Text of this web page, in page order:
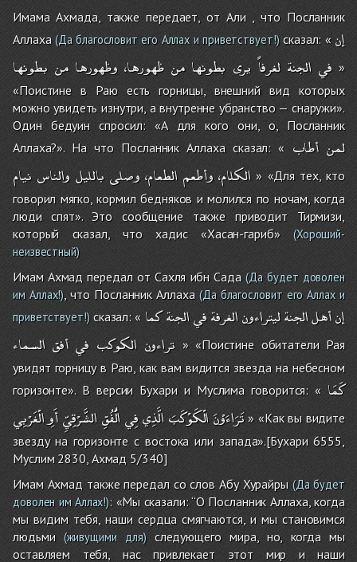
Имама Ахмада, также передает, от Али , что Посланник
Аллаха(Да благословит его Аллах и приветствует!)сказал: « إن
في الجنة لغرفاً يرى بطونها من ظهورها، وظهورها من بطونها
»
«Поистине в Раю есть горницы, внешний вид которых
можно увидеть изнутри, а внутренне убранство — снаружи».
Один бедуин спросил: «А для кого они, о, Посланник
Аллаха?». На что Посланник Аллаха сказал: «
لمن أطاب
الكلام،وأطعم الطعام،وصلىبالليلوالناس نيام
» «Для тех, кто
говорил мягко, кормил бедняков и молился по ночам, когда
люди спят». Это сообщение также приводит Тирмизи,
который сказал, что хадис «Хасан-гариб»(Хороший-
неизвестный)
Имам Ахмад передал от Сахля ибн Сада (Да будет доволен
им Аллах!) , что Посланник Аллаха(Да благословит его Аллах и
приветствует!)сказал: « إنأهلالجنةليتراءونالغرفةفيالجنةكما
تراءون الكوكب في أفق السماء
» «Поистине обитатели Рая
увидят горницу в Раю, как вам видится звезда на небесном
горизонте». В версии Бухари и Муслима говорится: « كَمَا
تَرَاءَوْنَالْكَوْكَبَالَّذِيفِيالُْفُقِالشَّرْقِيِّأَوِالْغَرْبِي
» «Как вы видите
звезду на горизонте с востока или запада».[Бухари 6555,
Муслим 2830, Ахмад 5/340]
Имам Ахмад также передал со слов Абу Хурайры(Да будет
доволен им Аллах!): «Мы сказали: ‘‘О Посланник Аллаха, когда
мы видим тебя, наши сердца смягчаются, и мы становимся
людьми(живущими для)следующего мира, но, когда мы
оставляем тебя, нас привлекает этот мир и наши